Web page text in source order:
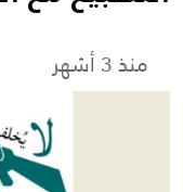
منذ 3 أشهر